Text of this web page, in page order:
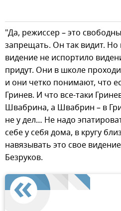
"Да, режиссер – это
запрещать. Он так видит. Но
видение не испортило
придут. Они в школе
и они четко понимают, что
Гринев. И что все-таки
Швабрина, а Швабрин – в
не у дел… Не надо
себе у себя дома, в кругу
навязывать это свое
Безруков.